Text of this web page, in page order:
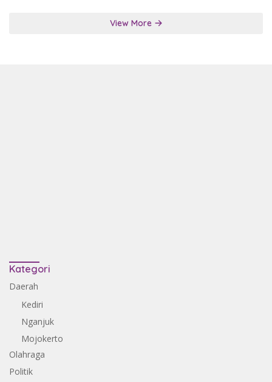
View More
Kategori
Daerah
Kediri
Nganjuk
Mojokerto
Olahraga
Politik